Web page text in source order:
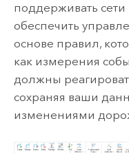
поддерживать
обеспечить
основе правил,
как измерения
должны
сохраняя ваши
изменениями